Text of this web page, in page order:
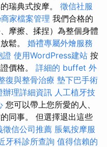
瑞典式按摩。 徵信社服
家檔案管理 我們合格的
摩擦、揉捏）為整個身體
鬆。 婚禮專屬外燴服務
證 使用WordPress建站 按
價格。 詳細的 buffet 外
復與整骨治療 墊下巴手術
辦理詳細資訊 人工植牙技
您可以帶上您所愛的人、
同事。 但選擇退出這些
徵信公司推薦 脹氣按摩服
牙科診所查詢 值得信賴的